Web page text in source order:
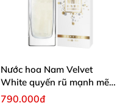
Nước hoa Nam Velvet
White quyến rũ mạnh mẽ
chai lớn hấp dẫn
790.000₫